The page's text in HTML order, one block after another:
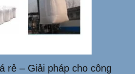
rẻ – Giải pháp cho công